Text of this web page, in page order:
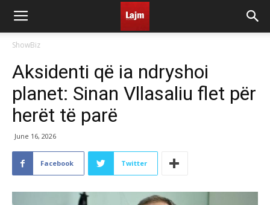
ShowBiz
Aksidenti që ia ndryshoi
planet: Sinan Vllasaliu flet për
herët të parë
June 16, 2026
Facebook Twitter